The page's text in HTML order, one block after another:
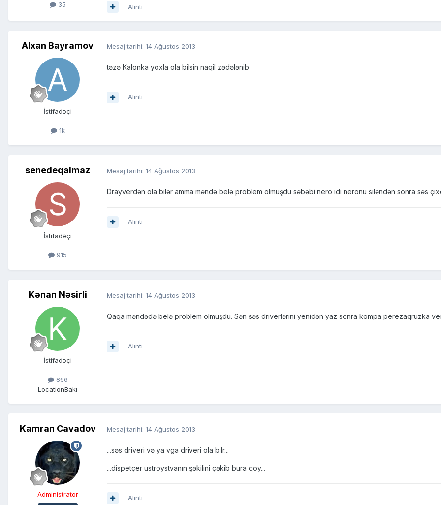
35 Alıntı
Alxan Bayramov
İstifadəçi
1k
Mesaj tarihi: 14 Ağustos 2013
təzə Kalonka yoxla ola bilsin naqil zədələnib
Alıntı
senedeqalmaz
İstifadəçi
915
Mesaj tarihi: 14 Ağustos 2013
Drayverdən ola bilər amma məndə belə problem olmuşdu səbəbi nero idi neronu siləndən sonra səs
Alıntı
Kənan Nəsirli
İstifadəçi
866
LocationBakı
Mesaj tarihi: 14 Ağustos 2013
Qaqa məndədə belə problem olmuşdu. Sən səs driverlərini yenidən yaz sonra kompa perezaqruzka
Alıntı
Kamran Cavadov
Administrator
Mesaj tarihi: 14 Ağustos 2013
...səs driveri və ya vga driveri ola bilr...
...dispetçer ustroystvanın şəkilini çəkib bura qoy...
Alıntı